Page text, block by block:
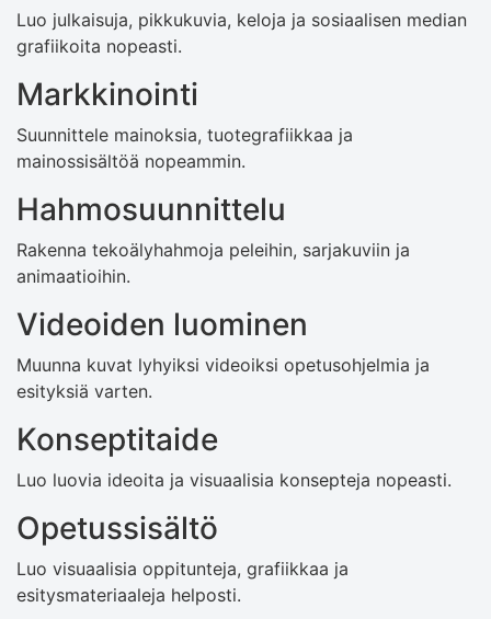
Luo julkaisuja, pikkukuvia, keloja ja sosiaalisen median
grafiikoita nopeasti.
Markkinointi
Suunnittele mainoksia, tuotegrafiikkaa ja
mainossisältöä nopeammin.
Hahmosuunnittelu
Rakenna tekoälyhahmoja peleihin, sarjakuviin ja
animaatioihin.
Videoiden luominen
Muunna kuvat lyhyiksi videoiksi opetusohjelmia ja
esityksiä varten.
Konseptitaide
Luo luovia ideoita ja visuaalisia konsepteja nopeasti.
Opetussisältö
Luo visuaalisia oppitunteja, grafiikkaa ja
esitysmateriaaleja helposti.